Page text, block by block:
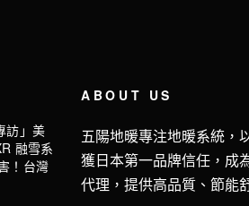
訪」美
融雪系
！台灣
ABOUT US
五陽地暖專注地暖系統，
獲日本第一品牌信任，成
代理，提供高品質、節能